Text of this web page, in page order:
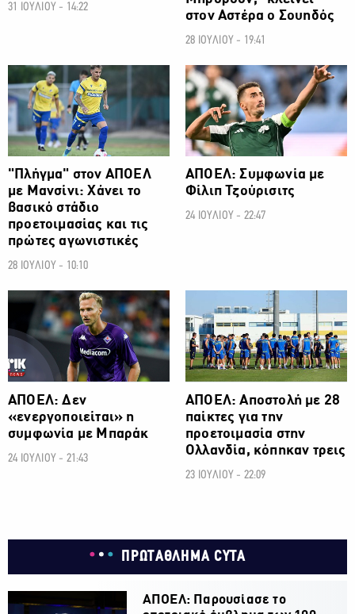
31 ΙΟΥΛΙΟΥ - 14:22
στον Αστέρα ο Σουηδός
28 ΙΟΥΛΙΟΥ - 19:41
ΠΡΩΤΑΘΛΗΜΑ CYTA
"Πλήγμα" στον ΑΠΟΕΛ
με Μανσίνι: Χάνει το
βασικό στάδιο
προετοιμασίας και τις
πρώτες αγωνιστικές
28 ΙΟΥΛΙΟΥ - 10:10
ΠΡΩΤΑΘΛΗΜΑ CYTA
ΑΠΟΕΛ: Συμφωνία με
Φίλιπ Τζούρισιτς
24 ΙΟΥΛΙΟΥ - 22:47
ΠΡΩΤΑΘΛΗΜΑ CYTA
ΑΠΟΕΛ: Δεν
«ενεργοποιείται» η
συμφωνία με Μπαράκ
24 ΙΟΥΛΙΟΥ - 21:43
ΠΡΩΤΑΘΛΗΜΑ CYTA
AΠΟΕΛ: Αποστολή με 28
παίκτες για την
προετοιμασία στην
Ολλανδία, κόπηκαν τρεις
23 ΙΟΥΛΙΟΥ - 22:09
ΠΡΩΤΑΘΛΗΜΑ CYTA
ΑΠΟΕΛ: Παρουσίασε το